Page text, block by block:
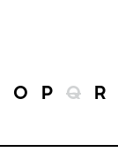
O P Q R